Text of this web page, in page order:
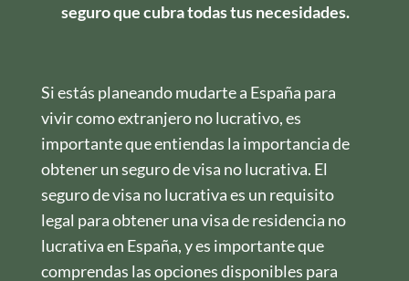
seguro que cubra todas tus necesidades.
Si estás planeando mudarte a España para
vivir como extranjero no lucrativo, es
importante que entiendas la importancia de
obtener un seguro de visa no lucrativa. El
seguro de visa no lucrativa es un requisito
legal para obtener una visa de residencia no
lucrativa en España, y es importante que
comprendas las opciones disponibles para